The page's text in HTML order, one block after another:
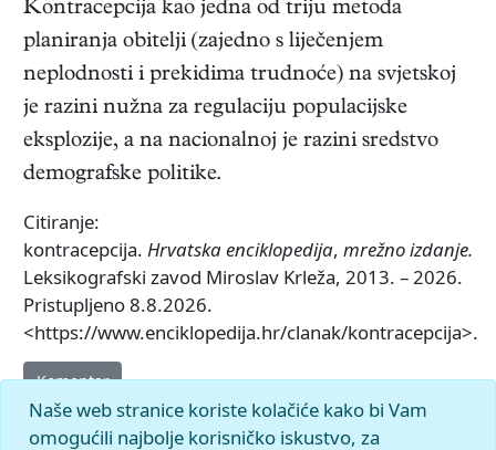
Kontracepcija kao jedna od triju metoda
planiranja obitelji (zajedno s liječenjem
neplodnosti i prekidima trudnoće) na svjetskoj
je razini nužna za regulaciju populacijske
eksplozije, a na nacionalnoj je razini sredstvo
demografske politike.
Citiranje:
kontracepcija. Hrvatska enciklopedija, mrežno izdanje.
Leksikografski zavod Miroslav Krleža, 2013. – 2026.
Pristupljeno 8.8.2026.
<https://www.enciklopedija.hr/clanak/kontracepcija>.
Komentar
Naše web stranice koriste kolačiće kako bi Vam
omogućili najbolje korisničko iskustvo, za